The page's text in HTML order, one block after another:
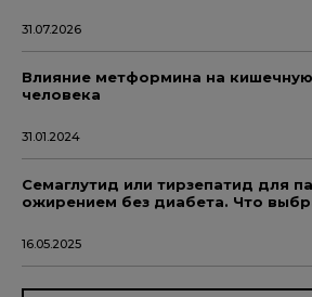
31.07.2026
Влияние метформина на
человека
31.01.2024
Семаглутид или тирзепатид для
ожирением без диабета. Что
16.05.2025